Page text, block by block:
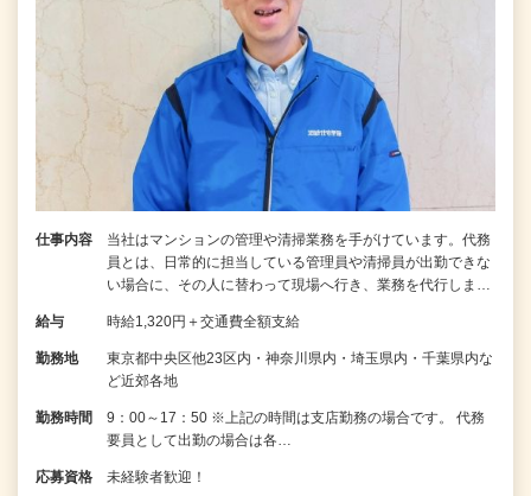
仕事内容
当社はマンションの管理や清掃業務を手がけています。代務
員とは、日常的に担当している管理員や清掃員が出勤できな
い場合に、その人に替わって現場へ行き、業務を代行しま…
給与 時給1,320円＋交通費全額支給
勤務地
東京都中央区他23区内・神奈川県内・埼玉県内・千葉県内な
ど近郊各地
勤務時間
9：00～17：50 ※上記の時間は支店勤務の場合です。 代務
要員として出勤の場合は各…
応募資格 未経験者歓迎！